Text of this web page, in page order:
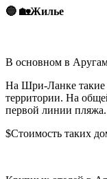
🔵 🏡Жилье
В основном в Аругам
На Шри-Ланке такие
территории. На
первой линии пляжа.
$Стоимость таких